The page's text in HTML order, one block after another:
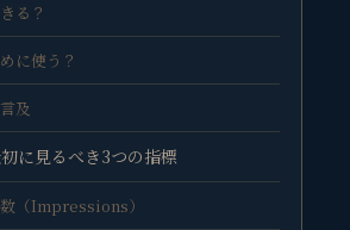
る？
に使う？
及
に見るべき3つの指標
（Impressions）